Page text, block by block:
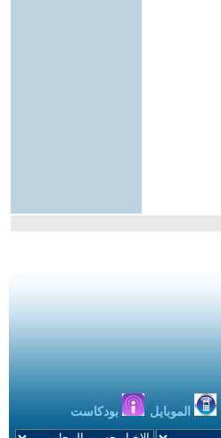
الموبايل بودكاست